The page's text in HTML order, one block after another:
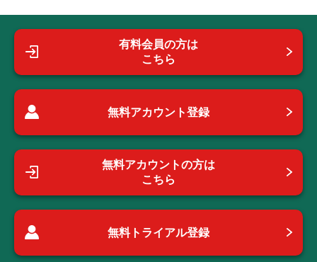
有料会員の方は
こちら
無料アカウント登録
無料アカウントの方は
こちら
無料トライアル登録